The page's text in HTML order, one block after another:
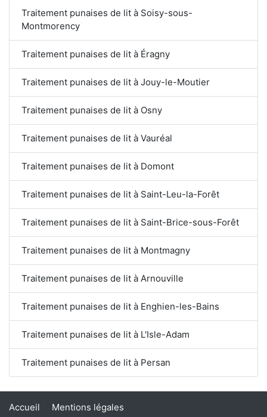
Traitement punaises de lit à Soisy-sous-
Montmorency
Traitement punaises de lit à Éragny
Traitement punaises de lit à Jouy-le-Moutier
Traitement punaises de lit à Osny
Traitement punaises de lit à Vauréal
Traitement punaises de lit à Domont
Traitement punaises de lit à Saint-Leu-la-Forêt
Traitement punaises de lit à Saint-Brice-sous-Forêt
Traitement punaises de lit à Montmagny
Traitement punaises de lit à Arnouville
Traitement punaises de lit à Enghien-les-Bains
Traitement punaises de lit à L'Isle-Adam
Traitement punaises de lit à Persan
Accueil Mentions légales